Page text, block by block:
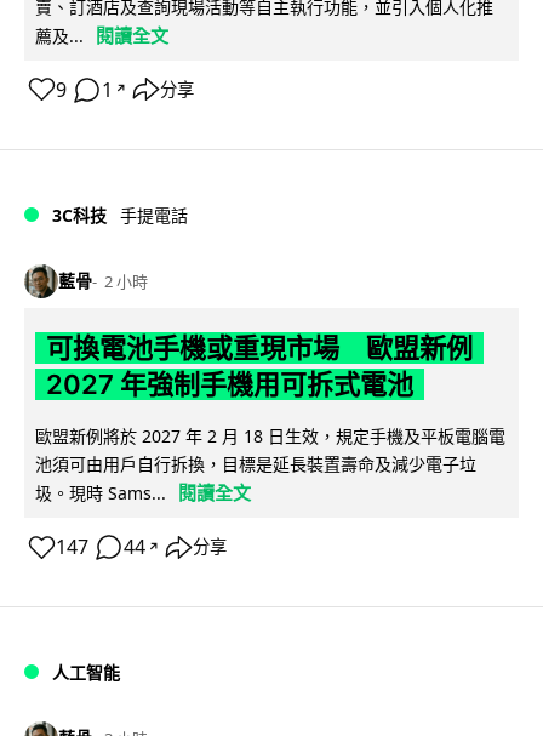
賣、訂酒店及查詢現場活動等自主執行功能，並引入個人化推
薦及...
閱讀全文
9 1 ↗ 分享
3C科技 手提電話
藍骨 2 小時
可換電池手機或重現市場 歐盟新例
2027 年強制手機用可拆式電池
歐盟新例將於 2027 年 2 月 18 日生效，規定手機及平板電腦電
池須可由用戶自行拆換，目標是延長裝置壽命及減少電子垃
圾。現時 Sams...
閱讀全文
147 44 ↗ 分享
人工智能